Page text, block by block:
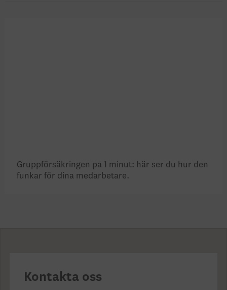
Gruppförsäkringen på 1 minut: här ser du hur den
funkar för dina medarbetare.
Kontakta oss